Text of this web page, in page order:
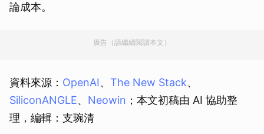
論成本。
廣告（請繼續閱讀本文）
資料來源： OpenAI、 The New Stack、
SiliconANGLE、 Neowin ；本文初稿由 AI 協助整
理，編輯：支琬清